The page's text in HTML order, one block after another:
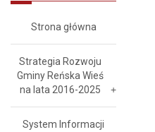
Strona główna
Strategia Rozwoju
Gminy Reńska Wieś
na lata 2016-2025
System Informacji